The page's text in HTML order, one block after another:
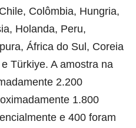
Colômbia, Hungria,
Holanda, Peru,
África do Sul, Coreia
Türkiye. A amostra na
2.200
1.800
e 400 foram